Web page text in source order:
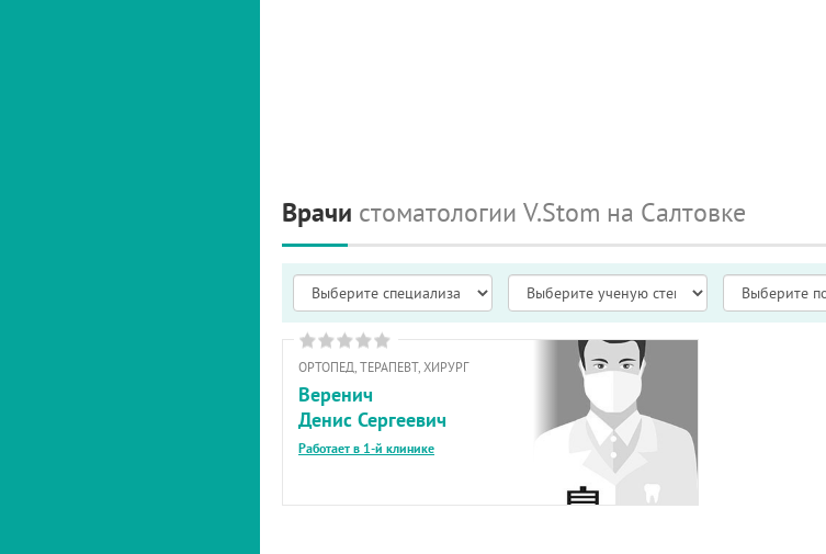
Врачи стоматологии V.Stom на Салтовке
ОРТОПЕД, ТЕРАПЕВТ, ХИРУРГ
Веренич
Денис Сергеевич
Работает в 1-й клинике